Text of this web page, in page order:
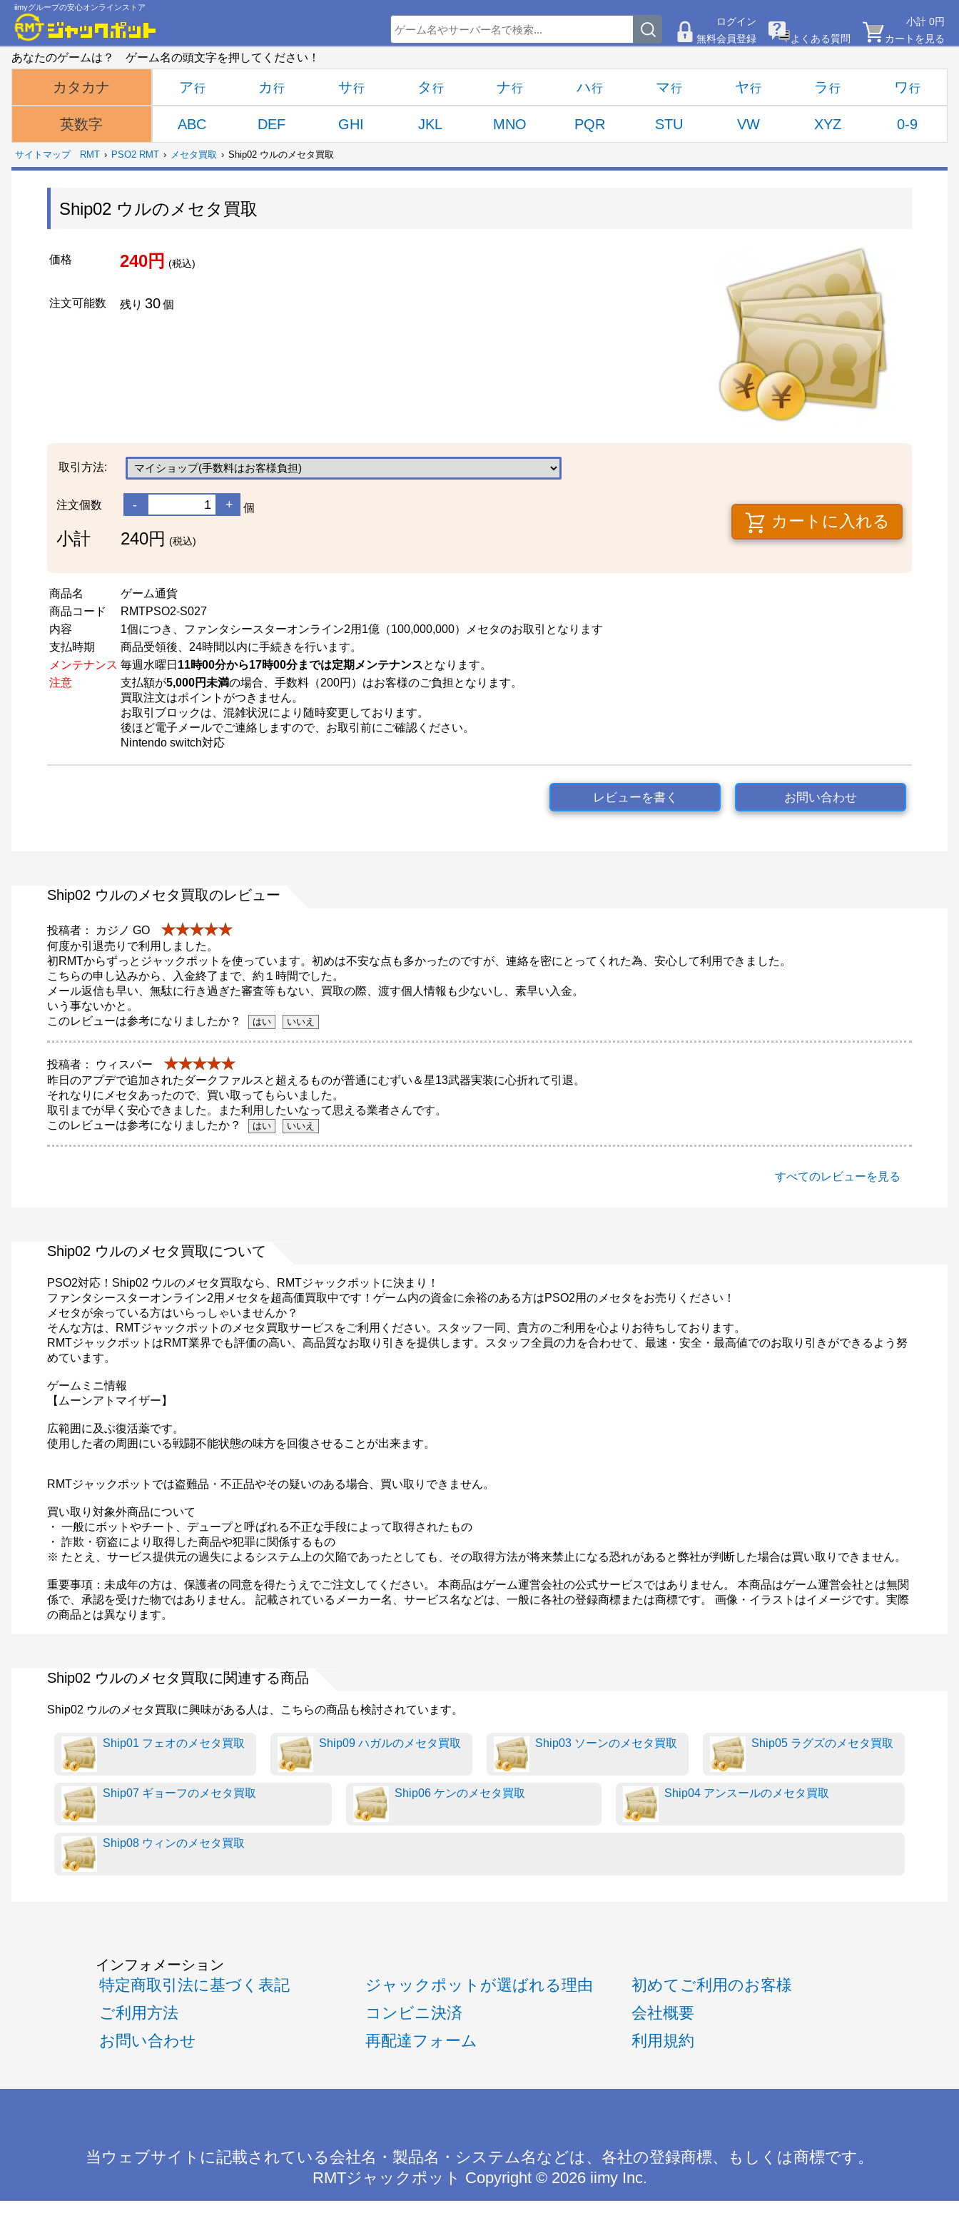
iimyグループの安心オンラインストア
ログイン
無料会員登録
よくある質問
小計 0円
カートを見る
あなたのゲームは？ ゲーム名の頭文字を押してください！
カタカナ
英数字
ア カ サ タ ナ ハ マ ヤ ラ ワ
ABC DEF GHI JKL MNO PQR STU VW XYZ 0-9
サイトマップ RMT PSO2 RMT メセタ買取 Ship02 ウルのメセタ買取
Ship02 ウルのメセタ買取
価格 240円 (税込)
注文可能数 残り 30個
取引方法:
注文個数 - + 個
小計 240円 (税込)
カートに入れる
商品名
ゲーム通貨
商品コード
RMTPSO2-S027
内容
1個につき、ファンタシースターオンライン2用1億（100,000,000）メセタのお取引となります
支払時期
商品受領後、24時間以内に手続きを行います。
メンテナンス 毎週水曜日 11時00分から17時00分までは定期メンテナンスとなります。
注意
支払額が5,000円未満の場合、手数料（200円）はお客様のご負担となります。
買取注文はポイントがつきません。
お取引ブロックは、混雑状況により随時変更しております。
後ほど電子メールでご連絡しますので、お取引前にご確認ください。
Nintendo switch対応
レビューを書く お問い合わせ
Ship02 ウルのメセタ買取のレビュー
投稿者： カジノ GO ★★★★★
何度か引退売りで利用しました。
初RMTからずっとジャックポットを使っています。初めは不安な点も多かったのですが、連絡を密にとってくれた為、安心して利用できました。
こちらの申し込みから、入金終了まで、約１時間でした。
メール返信も早い、無駄に行き過ぎた審査等もない、買取の際、渡す個人情報も少ないし、素早い入金。
いう事ないかと。
このレビューは参考になりましたか？
投稿者： ウィスパー ★★★★★
昨日のアプデで追加されたダークファルスと超えるものが普通にむずい＆星13武器実装に心折れて引退。
それなりにメセタあったので、買い取ってもらいました。
取引までが早く安心できました。また利用したいなって思える業者さんです。
このレビューは参考になりましたか？
すべてのレビューを見る
Ship02 ウルのメセタ買取について
PSO2対応！Ship02 ウルのメセタ買取なら、RMTジャックポットに決まり！
ファンタシースターオンライン2用メセタを超高価買取中です！ゲーム内の資金に余裕のある方はPSO2用のメセタをお売りください！
メセタが余っている方はいらっしゃいませんか？
そんな方は、RMTジャックポットのメセタ買取サービスをご利用ください。スタッフ一同、貴方のご利用を心よりお待ちしております。
RMTジャックポットはRMT業界でも評価の高い、高品質なお取り引きを提供します。スタッフ全員の力を合わせて、最速・安全・最高値でのお取り引きができるよう努
めています。
ゲームミニ情報
【ムーンアトマイザー】
広範囲に及ぶ復活薬です。
使用した者の周囲にいる戦闘不能状態の味方を回復させることが出来ます。
RMTジャックポットでは盗難品・不正品やその疑いのある場合、買い取りできません。
買い取り対象外商品について
・ 一般にボットやチート、デュープと呼ばれる不正な手段によって取得されたもの
・ 詐欺・窃盗により取得した商品や犯罪に関係するもの
※ たとえ、サービス提供元の過失によるシステム上の欠陥であったとしても、その取得方法が将来禁止になる恐れがあると弊社が判断した場合は買い取りできません。
重要事項：未成年の方は、保護者の同意を得たうえでご注文してください。 本商品はゲーム運営会社の公式サービスではありません。 本商品はゲーム運営会社とは無関
係で、承認を受けた物ではありません。 記載されているメーカー名、サービス名などは、一般に各社の登録商標または商標です。 画像・イラストはイメージです。実際
の商品とは異なります。
Ship02 ウルのメセタ買取に関連する商品
Ship02 ウルのメセタ買取に興味がある人は、こちらの商品も検討されています。
Ship01 フェオのメセタ買取 Ship09 ハガルのメセタ買取 Ship03 ソーンのメセタ買取 Ship05 ラグズのメセタ買取
Ship07 ギョーフのメセタ買取 Ship06 ケンのメセタ買取 Ship04 アンスールのメセタ買取
Ship08 ウィンのメセタ買取
インフォメーション
特定商取引法に基づく表記 ジャックポットが選ばれる理由
初めてご利用のお客様
ご利用方法
コンビニ決済
会社概要
お問い合わせ
再配達フォーム 利用規約
当ウェブサイトに記載されている会社名・製品名・システム名などは、各社の登録商標、もしくは商標です。
RMTジャックポット Copyright © 2026 iimy Inc.